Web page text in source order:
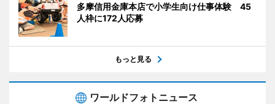
多摩信用金庫本店で小学生向け仕事体験 45
人枠に172人応募
もっと見る
ワールドフォトニュース